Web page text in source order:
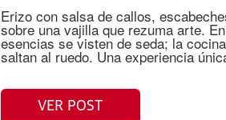
Erizo con salsa de callos,
sobre una vajilla que rezuma arte.
esencias se visten de seda; la
saltan al ruedo. Una experiencia
VER POST